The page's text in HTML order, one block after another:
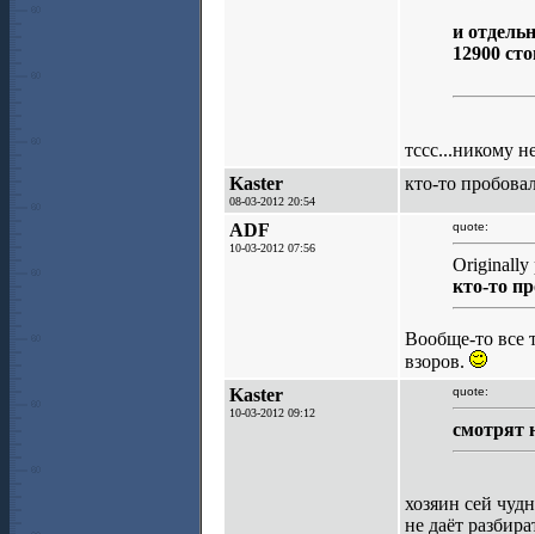
и
12900
тссс...никому
Kaster
08-03-2012 20:54
кто-то
ADF
10-03-2012 07:56
quote:
Originally
кто-то
Вообще-то все
взоров.
Kaster
10-03-2012 09:12
quote:
смотрят
хозяин сей
не даёт